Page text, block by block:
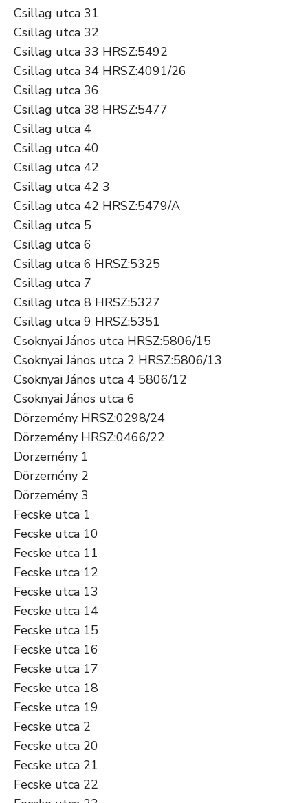
Csillag utca 31
Csillag utca 32
Csillag utca 33 HRSZ:5492
Csillag utca 34 HRSZ:4091/26
Csillag utca 36
Csillag utca 38 HRSZ:5477
Csillag utca 4
Csillag utca 40
Csillag utca 42
Csillag utca 42 3
Csillag utca 42 HRSZ:5479/A
Csillag utca 5
Csillag utca 6
Csillag utca 6 HRSZ:5325
Csillag utca 7
Csillag utca 8 HRSZ:5327
Csillag utca 9 HRSZ:5351
Csoknyai János utca HRSZ:5806/15
Csoknyai János utca 2 HRSZ:5806/13
Csoknyai János utca 4 5806/12
Csoknyai János utca 6
Dörzemény HRSZ:0298/24
Dörzemény HRSZ:0466/22
Dörzemény 1
Dörzemény 2
Dörzemény 3
Fecske utca 1
Fecske utca 10
Fecske utca 11
Fecske utca 12
Fecske utca 13
Fecske utca 14
Fecske utca 15
Fecske utca 16
Fecske utca 17
Fecske utca 18
Fecske utca 19
Fecske utca 2
Fecske utca 20
Fecske utca 21
Fecske utca 22